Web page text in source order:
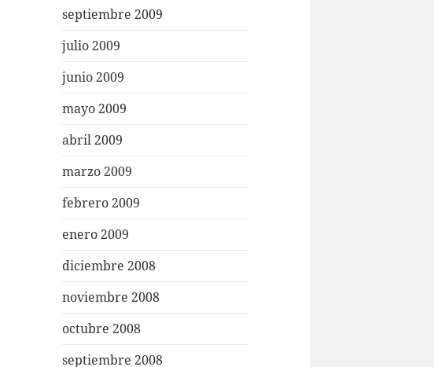
septiembre 2009
julio 2009
junio 2009
mayo 2009
abril 2009
marzo 2009
febrero 2009
enero 2009
diciembre 2008
noviembre 2008
octubre 2008
septiembre 2008